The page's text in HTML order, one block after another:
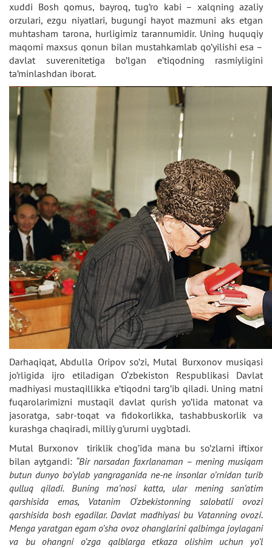
xuddi Bosh qomus, bayroq, tug’ro kabi – xalqning azaliy
orzulari, ezgu niyatlari, bugungi hayot mazmuni aks etgan
muhtasham tarona, hurligimiz tarannumidir. Uning huquqiy
maqomi maxsus qonun bilan mustahkamlab qo’yilishi esa –
davlat suverenitetiga bo’lgan e’tiqodning rasmiyligini
ta’minlashdan iborat.
Darhaqiqat, Abdulla Oripov so’zi, Mutal Burxonov musiqasi
jo’rligida ijro etiladigan O‘zbekiston Respublikasi Davlat
madhiyasi mustaqillikka e’tiqodni targ’ib qiladi. Uning matni
fuqarolarimizni mustaqil davlat qurish yo’lida matonat va
jasoratga, sabr-toqat va fidokorlikka, tashabbuskorlik va
kurashga chaqiradi, milliy g’ururni uyg’otadi.
Mutal Burxonov tiriklik chog’ida mana bu so’zlarni iftixor
bilan aytgandi: “Bir narsadan faxrlanaman – mening musiqam
butun dunyo bo’ylab yangraganida ne-ne insonlar o’rnidan turib
qulluq qiladi. Buning ma’nosi katta, ular mening san’atim
qarshisida emas, Vatanim O‘zbekistonning salobatli ovozi
qarshisida bosh egadilar. Davlat madhiyasi bu Vatanning ovozi.
Menga yaratgan egam o’sha ovoz ohanglarini qalbimga joylagani
va bu ohangni o’zga qalblarga etkaza olishim uchun yo’l